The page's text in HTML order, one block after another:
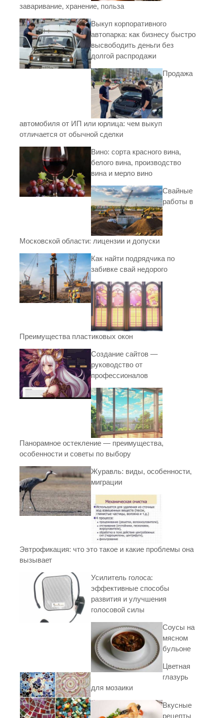
заваривание, хранение, польза
Выкуп корпоративного
автопарка: как бизнесу быстро
высвободить деньги без
долгой распродажи
Продажа
автомобиля от ИП или юрлица: чем выкуп
отличается от обычной сделки
Вино: сорта красного вина,
белого вина, производство
вина и мерло вино
Свайные
работы в
Московской области: лицензии и допуски
Как найти подрядчика по
забивке свай недорого
Преимущества пластиковых окон
Создание сайтов —
руководство от
профессионалов
Панорамное остекление — преимущества,
особенности и советы по выбору
Журавль: виды, особенности,
миграции
Эвтрофикация: что это такое и какие проблемы она
вызывает
Усилитель голоса:
эффективные способы
развития и улучшения
голосовой силы
Соусы на
мясном
бульоне
Цветная
глазурь
для мозаики
Вкусные
рецепты